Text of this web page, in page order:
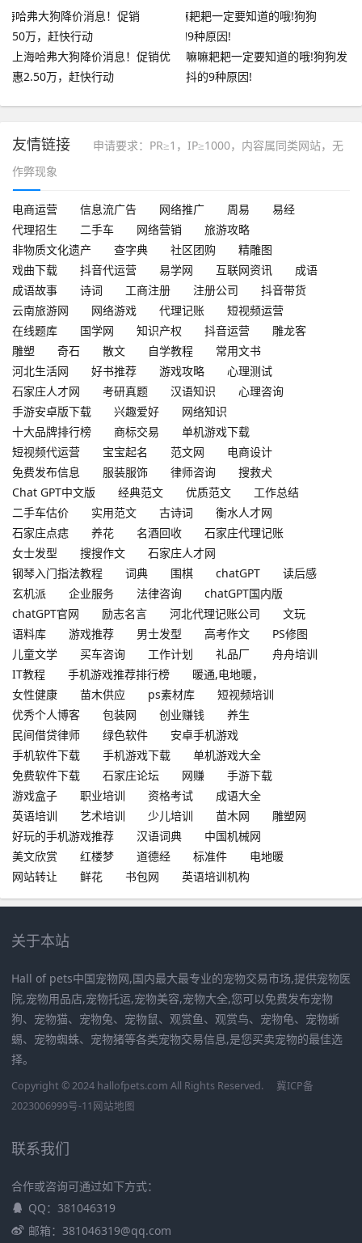
上海哈弗大狗降价消息！促销优
惠2.50万，赶快行动
嘛嘛耙耙一定要知道的哦!狗狗发
抖的9种原因!
友情链接
申请要求：PR≥1，IP≥1000，内容属同类网站，无
作弊现象
电商运营 信息流广告 网络推广 周易
易经
代理招生
二手车 网络营销
旅游攻略
非物质文化遗产
查字典 社区团购
精雕图
戏曲下载
抖音代运营 易学网 互联网资讯
成语
成语故事
诗词 工商注册 注册公司
抖音带货
云南旅游网
网络游戏 代理记账
短视频运营
在线题库
国学网 知识产权 抖音运营
雕龙客
雕塑
奇石 散文 自学教程
常用文书
河北生活网
好书推荐 游戏攻略
心理测试
石家庄人才网
考研真题 汉语知识
心理咨询
手游安卓版下载
兴趣爱好
网络知识
十大品牌排行榜
商标交易
单机游戏下载
短视频代运营
宝宝起名 范文网
电商设计
免费发布信息
服装服饰 律师咨询
搜救犬
Chat GPT中文版
经典范文 优质范文
工作总结
二手车估价
实用范文 古诗词
衡水人才网
石家庄点痣
养花 名酒回收
石家庄代理记账
女士发型
搜搜作文
石家庄人才网
钢琴入门指法教程
词典 围棋 chatGPT
读后感
玄机派
企业服务 法律咨询
chatGPT国内版
chatGPT官网
励志名言 河北代理记账公司
文玩
语料库
游戏推荐 男士发型 高考作文
PS修图
儿童文学
买车咨询 工作计划 礼品厂
舟舟培训
IT教程
手机游戏推荐排行榜
暖通,电地暖，
女性健康
苗木供应 ps素材库
短视频培训
优秀个人博客
包装网 创业赚钱
养生
民间借贷律师
绿色软件
安卓手机游戏
手机软件下载
手机游戏下载
单机游戏大全
免费软件下载
石家庄论坛 网赚
手游下载
游戏盒子
职业培训 资格考试
成语大全
英语培训
艺术培训 少儿培训 苗木网
雕塑网
好玩的手机游戏推荐
汉语词典
中国机械网
美文欣赏
红楼梦 道德经 标准件
电地暖
网站转让
鲜花 书包网 英语培训机构
关于本站
Hall of pets中国宠物网,国内最大最专业的宠物交易市场,提供宠物医
院,宠物用品店,宠物托运,宠物美容,宠物大全,您可以免费发布宠物
狗、宠物猫、宠物兔、宠物鼠、观赏鱼、观赏鸟、宠物龟、宠物蜥
蜴、宠物蜘蛛、宠物猪等各类宠物交易信息,是您买卖宠物的最佳选
择。
Copyright © 2024 hallofpets.com All Rights Reserved.
冀ICP备
2023006999号-11网站地图
联系我们
合作或咨询可通过如下方式：
QQ：381046319
邮箱：381046319@qq.com